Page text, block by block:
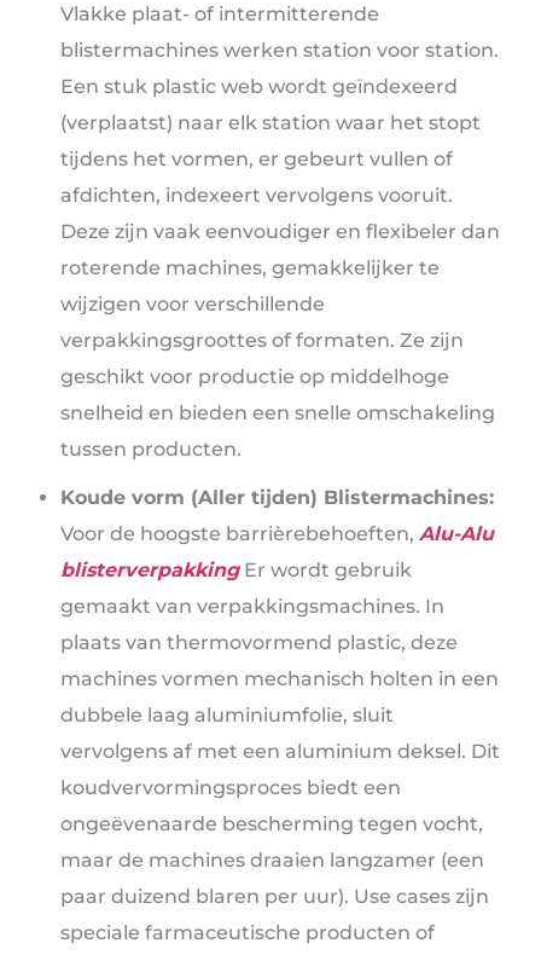
Vlakke plaat- of intermitterende
blistermachines werken station voor station.
Een stuk plastic web wordt geïndexeerd
(verplaatst) naar elk station waar het stopt
tijdens het vormen, er gebeurt vullen of
afdichten, indexeert vervolgens vooruit.
Deze zijn vaak eenvoudiger en flexibeler dan
roterende machines, gemakkelijker te
wijzigen voor verschillende
verpakkingsgroottes of formaten. Ze zijn
geschikt voor productie op middelhoge
snelheid en bieden een snelle omschakeling
tussen producten.
Koude vorm (Aller tijden) Blistermachines:
Voor de hoogste barrièrebehoeften, Alu-Alu
blisterverpakkingEr wordt gebruik
gemaakt van verpakkingsmachines. In
plaats van thermovormend plastic, deze
machines vormen mechanisch holten in een
dubbele laag aluminiumfolie, sluit
vervolgens af met een aluminium deksel. Dit
koudvervormingsproces biedt een
ongeëvenaarde bescherming tegen vocht,
maar de machines draaien langzamer (een
paar duizend blaren per uur). Use cases zijn
speciale farmaceutische producten of